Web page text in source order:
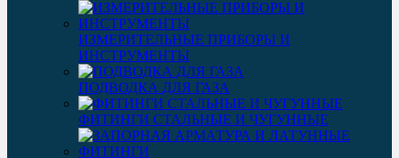
ИЗМЕРИТЕЛЬНЫЕ ПРИБОРЫ И
ИНСТРУМЕНТЫ
ПОДВОДКА ДЛЯ ГАЗА
ФИТИНГИ СТАЛЬНЫЕ И ЧУГУННЫЕ